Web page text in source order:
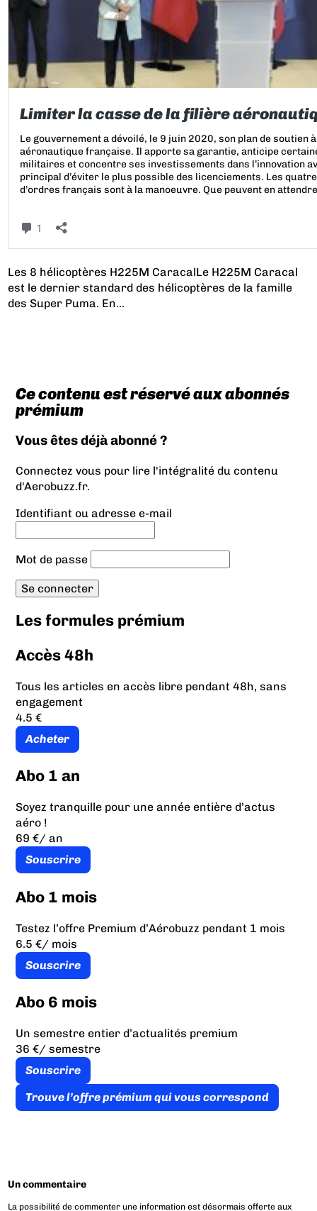
Les 8 hélicoptères H225M CaracalLe H225M Caracal
est le dernier standard des hélicoptères de la famille
des Super Puma. En...
Ce contenu est réservé aux abonnés
prémium
Vous êtes déjà abonné ?
Connectez vous pour lire l'intégralité du contenu
d'Aerobuzz.fr.
Identifiant ou adresse e-mail
Mot de passe
Les formules prémium
Accès 48h
Tous les articles en accès libre pendant 48h, sans
engagement
4.5 €
Acheter
Abo 1 an
Soyez tranquille pour une année entière d’actus
aéro !
69 €/ an
Souscrire
Abo 1 mois
Testez l’offre Premium d’Aérobuzz pendant 1 mois
6.5 €/ mois
Souscrire
Abo 6 mois
Un semestre entier d’actualités premium
36 €/ semestre
Souscrire
Trouve l’offre prémium qui vous correspond
Un commentaire
La possibilité de commenter une information est désormais offerte aux